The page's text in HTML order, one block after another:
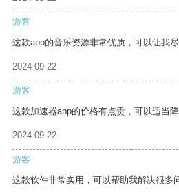
游客
这款app的音乐资源非常优质，可以让我
2024-09-22
游客
这款加速器app的价格有点贵，可以适当
2024-09-22
游客
这款软件非常实用，可以帮助我解决很多